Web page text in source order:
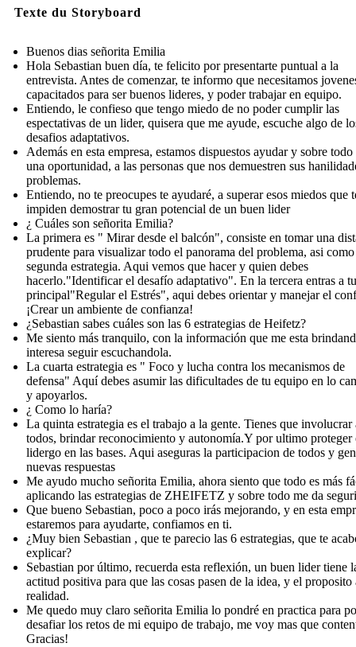
Texte du Storyboard
Buenos dias señorita Emilia
Hola Sebastian buen día, te felicito por presentarte puntual a la
entrevista. Antes de comenzar, te informo que necesitamos
capacitados para ser buenos lideres, y poder trabajar en equipo.
Entiendo, le confieso que tengo miedo de no poder cumplir las
espectativas de un lider, quisera que me ayude, escuche algo de
desafios adaptativos.
Además en esta empresa, estamos dispuestos ayudar y sobre todo
una oportunidad, a las personas que nos demuestren sus
problemas.
Entiendo, no te preocupes te ayudaré, a superar esos miedos que
impiden demostrar tu gran potencial de un buen lider
¿ Cuáles son señorita Emilia?
La primera es " Mirar desde el balcón", consiste en tomar una
prudente para visualizar todo el panorama del problema, asi
segunda estrategia. Aqui vemos que hacer y quien debes
hacerlo."Identificar el desafío adaptativo". En la tercera entras a
principal"Regular el Estrés", aqui debes orientar y manejar el
¡Crear un ambiente de confianza!
¿Sebastian sabes cuáles son las 6 estrategias de Heifetz?
Me siento más tranquilo, con la información que me esta
interesa seguir escuchandola.
La cuarta estrategia es " Foco y lucha contra los mecanismos de
defensa" Aquí debes asumir las dificultades de tu equipo en lo
y apoyarlos.
¿ Como lo haría?
La quinta estrategia es el trabajo a la gente. Tienes que involucrar
todos, brindar reconocimiento y autonomía.Y por ultimo proteger
lidergo en las bases. Aqui aseguras la participacion de todos y
nuevas respuestas
Me ayudo mucho señorita Emilia, ahora siento que todo es más
aplicando las estrategias de ZHEIFETZ y sobre todo me da
Que bueno Sebastian, poco a poco irás mejorando, y en esta
estaremos para ayudarte, confiamos en ti.
¿Muy bien Sebastian , que te parecio las 6 estrategias, que te
explicar?
Sebastian por último, recuerda esta reflexión, un buen lider tiene
actitud positiva para que las cosas pasen de la idea, y el proposito
realidad.
Me quedo muy claro señorita Emilia lo pondré en practica para
desafiar los retos de mi equipo de trabajo, me voy mas que
Gracias!